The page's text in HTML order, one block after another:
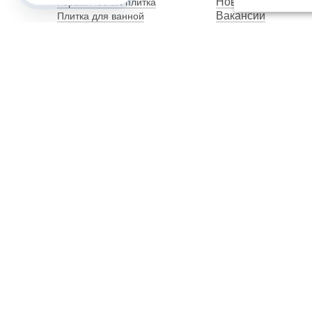
Плитка для ванной
Вакансии